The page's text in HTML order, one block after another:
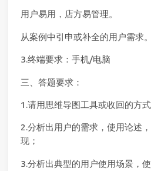
用户易用，店方易管理。
从案例中引申或补全的用户需求。
3.终端要求：手机/电脑
三、答题要求：
1.请用思维导图工具或收回的方
2.分析出用户的需求，使用论述
现；
3.分析出典型的用户使用场景，